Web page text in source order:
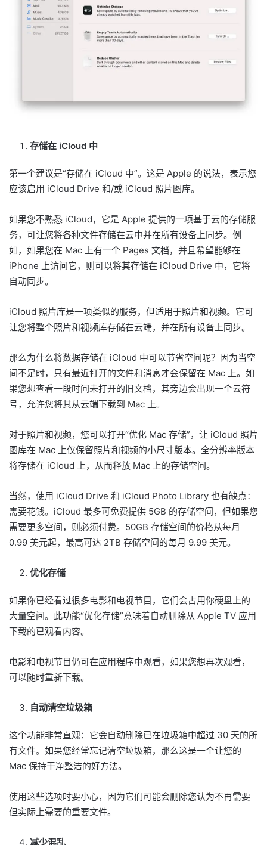
存储在 iCloud 中
第一个建议是“存储在 iCloud 中”。这是 Apple 的说法，表示您
应该启用 iCloud Drive 和/或 iCloud 照片图库。
如果您不熟悉 iCloud，它是 Apple 提供的一项基于云的存储服
务，可让您将各种文件存储在云中并在所有设备上同步。例
如，如果您在 Mac 上有一个 Pages 文档，并且希望能够在
iPhone 上访问它，则可以将其存储在 iCloud Drive 中，它将
自动同步。
iCloud 照片库是一项类似的服务，但适用于照片和视频。它可
让您将整个照片和视频库存储在云端，并在所有设备上同步。
那么为什么将数据存储在 iCloud 中可以节省空间呢？因为当空
间不足时，只有最近打开的文件和消息才会保留在 Mac 上。如
果您想查看一段时间未打开的旧文档，其旁边会出现一个云符
号，允许您将其从云端下载到 Mac 上。
对于照片和视频，您可以打开“优化 Mac 存储”，让 iCloud 照片
图库在 Mac 上仅保留照片和视频的小尺寸版本。全分辨率版本
将存储在 iCloud 上，从而释放 Mac 上的存储空间。
当然，使用 iCloud Drive 和 iCloud Photo Library 也有缺点：
需要花钱。iCloud 最多可免费提供 5GB 的存储空间，但如果您
需要更多空间，则必须付费。50GB 存储空间的价格从每月
0.99 美元起，最高可达 2TB 存储空间的每月 9.99 美元。
优化存储
如果你已经看过很多电影和电视节目，它们会占用你硬盘上的
大量空间。此功能“优化存储”意味着自动删除从 Apple TV 应用
下载的已观看内容。
电影和电视节目仍可在应用程序中观看，如果您想再次观看，
可以随时重新下载。
自动清空垃圾箱
这个功能非常直观：它会自动删除已在垃圾箱中超过 30 天的所
有文件。如果您经常忘记清空垃圾箱，那么这是一个让您的
Mac 保持干净整洁的好方法。
使用这些选项时要小心，因为它们可能会删除您认为不再需要
但实际上需要的重要文件。
减少混乱